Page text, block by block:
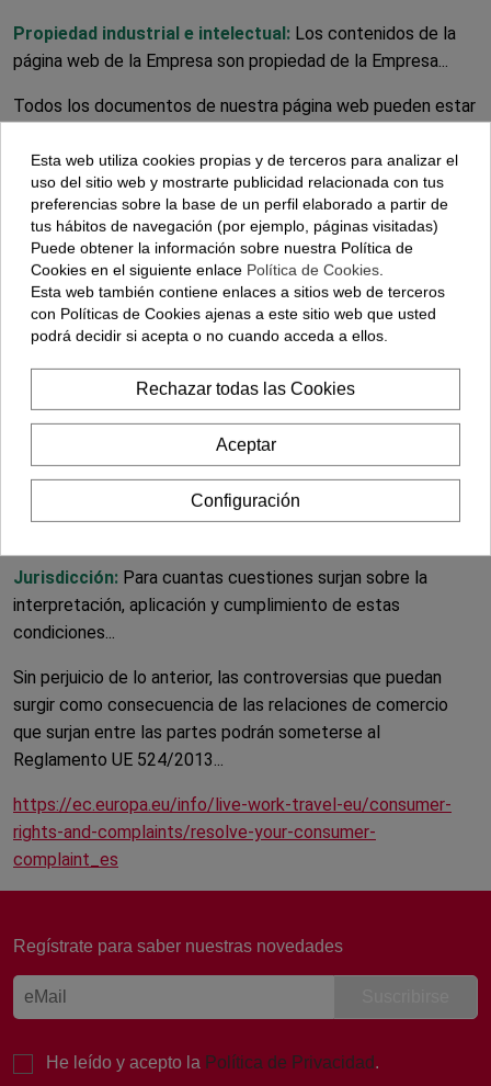
Propiedad industrial e intelectual: Los contenidos de la
página web de la Empresa son propiedad de la Empresa...
Todos los documentos de nuestra página web pueden estar
Responsabilidad:El usuario será el único responsable de las
infracciones en que pueda incurrir o de los perjuicios que
pueda causar por la utilización de la página web...
Links, Banners:En caso de que la web incluya links o
enlaces con otros portales, tiene una finalidad meramente
informativa...
Protección de Menores:
Para hacer uso de los servicios
de la web, los menores de edad deben obtener previamente
Blog:En caso de que la web tenga un apartado Blog, su
finalidad es la difusión de los diferentes servicios ofrecidos
Jurisdicción: Para cuantas cuestiones surjan sobre la
interpretación, aplicación y cumplimiento de estas
condiciones...
Sin perjuicio de lo anterior, las controversias que puedan
surgir como consecuencia de las relaciones de comercio
que surjan entre las partes podrán someterse al
Reglamento UE 524/2013...
https://ec.europa.eu/info/live-work-travel-eu/consumer-
rights-and-complaints/resolve-your-consumer-
complaint_es
Regístrate para saber nuestras novedades
He leído y acepto la Política de Privacidad.
¡Buenas tardes! 👋 Soy Laura, de
necesitas hoy?
Esta web utiliza cookies propias y de terceros para analizar el
uso del sitio web y mostrarte publicidad relacionada con tus
preferencias sobre la base de un perfil elaborado a partir de
tus hábitos de navegación (por ejemplo, páginas visitadas)
Puede obtener la información sobre nuestra Política de
Cookies en el siguiente enlace Política de Cookies
Esta web también contiene enlaces a sitios web de terceros
con Políticas de Cookies ajenas a este sitio web que usted
podrá decidir si acepta o no cuando acceda a ellos.
Rechazar todas las Cookies
Aceptar
Configuración